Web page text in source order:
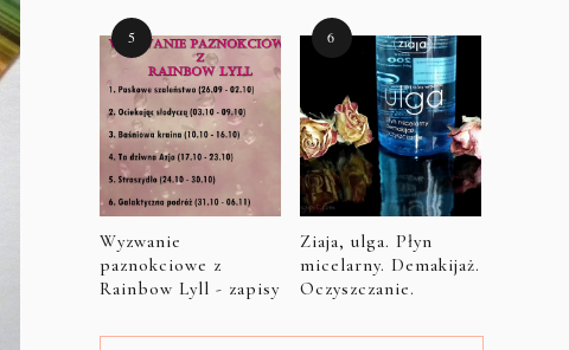
Wyzwanie
paznokciowe z
Rainbow Lyll - zapisy
Ziaja, ulga. Płyn
micelarny. Demakijaż.
Oczyszczanie.